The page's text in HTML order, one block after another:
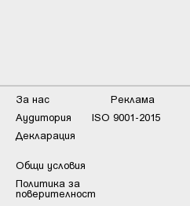
За нас
Реклама
Аудитория
ISO 9001-2015
Декларация
Общи условия
Пoлитикa зa
пoвepитeлнocт